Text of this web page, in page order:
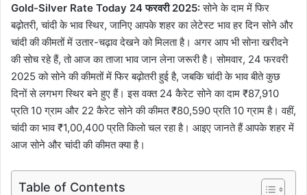
Gold-Silver Rate Today 24 फरवरी 2025:सोने के दाम में फिर
बढ़ोतरी, चांदी के भाव स्थिर, जानिए आपके शहर का लेटेस्ट भाव हर दिन सोने और
चांदी की कीमतों में उतार-चढ़ाव देखने को मिलता है। अगर आप भी सोना खरीदने
की सोच रहे हैं, तो आज का ताजा भाव जान लेना जरूरी है। सोमवार, 24 फरवरी
2025 को सोने की कीमतों में फिर बढ़ोतरी हुई है, जबकि चांदी के भाव बीते कुछ
दिनों से लगभग स्थिर बने हुए हैं। इस वक्त 24 कैरेट सोने का दाम ₹87,910
प्रति 10 ग्राम और 22 कैरेट सोने की कीमत ₹80,590 प्रति 10 ग्राम है। वहीं,
चांदी का भाव ₹1,00,400 प्रति किलो चल रहा है। आइए जानते हैं आपके शहर में
आज सोने और चांदी की कीमत क्या है।
Table of Contents